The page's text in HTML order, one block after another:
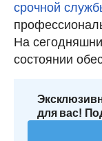
срочной
На
состоянии
для вас!